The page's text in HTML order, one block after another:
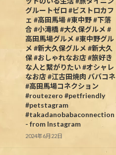
グルートゼロ #ビストロカフ
ェ #高田馬場 #東中野 #下落
合 #小滝橋 #大久保グルメ #
高田馬場グルメ #東中野グル
メ #新大久保グルメ #新大久
保 #おしゃれなお店 #旅好き
な人と繋がりたい #オシャレ
なお店 #江古田焼肉 ババコネ
#高田馬場コネクション
#routezero #petfriendly
#petstagram
#takadanobabaconnection
- from Instagram
2024年6月22日